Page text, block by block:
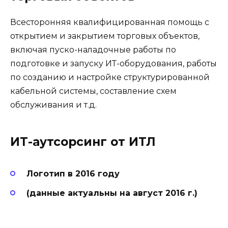
Всесторонняя квалифицированная помощь с
открытием и закрытием торговых объектов,
включая пуско-наладочные работы по
подготовке и запуску ИТ-оборудования, работы
по созданию и настройке структурированной
кабельной системы, составление схем
обслуживания и т.д.
ИТ-аутсорсинг от ИТЛ
Логотип в 2016 году
(данные актуальны на август 2016 г.)